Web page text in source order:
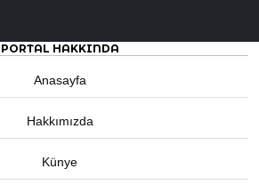
PORTAL HAKKINDA
Anasayfa
Hakkımızda
Künye